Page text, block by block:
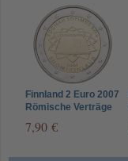
Finnland 2 Euro 2007
Römische Verträge
7,90 €